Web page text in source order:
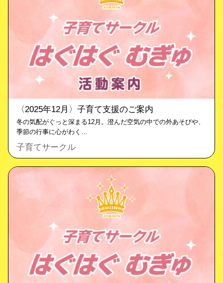
〈2025年12月〉子育て支援のご案内
冬の気配がぐっと深まる12月。澄んだ空気の中での外あそびや、
季節の行事に心がわく…
子育てサークル